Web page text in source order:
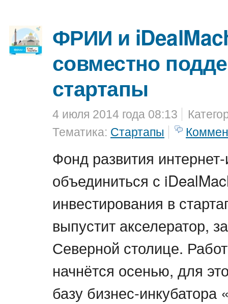
ФРИИ и
совместно
стартапы
4 июля 2014 года 08:13
Тематика: Стартапы
Фонд развития
объединиться с
инвестирования в
выпустит акселератор,
Северной столице.
начнётся осенью, для
базу бизнес-инкубатора